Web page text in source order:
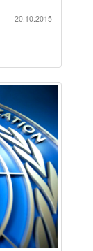
20.10.2015